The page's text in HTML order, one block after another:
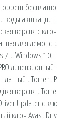
и коды активации
версия c
для
7 и Windows 10,
uTorrent
версия
Updater с
ключ Avast